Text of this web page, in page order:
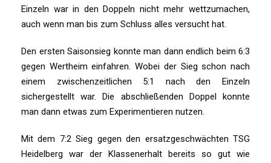
Einzeln war in den Doppeln nicht mehr wettzumachen,
auch wenn man bis zum Schluss alles versucht hat.
Den ersten Saisonsieg konnte man dann endlich beim 6:3
gegen Wertheim einfahren. Wobei der Sieg schon nach
einem zwischenzeitlichen 5:1 nach den Einzeln
sichergestellt war. Die abschließenden Doppel konnte
man dann etwas zum Experimentieren nutzen.
Mit dem 7:2 Sieg gegen den ersatzgeschwächten TSG
Heidelberg war der Klassenerhalt bereits so gut wie